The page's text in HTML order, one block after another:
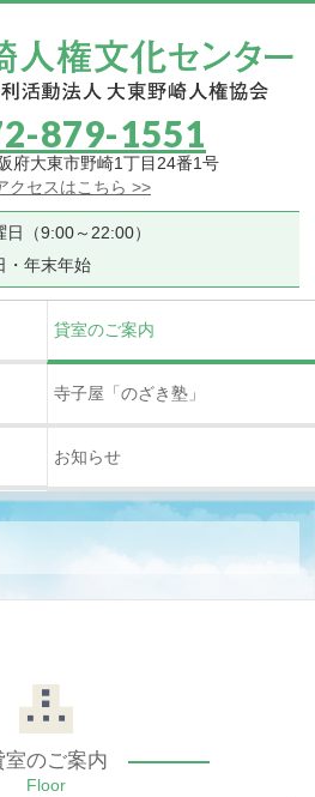
879-1551
大東市野崎1丁目24番1号
クセスはこちら >>
日（9:00～22:00）
・年末年始
貸室のご案内
寺子屋 「のざき塾」
お知らせ
室のご案内
Floor